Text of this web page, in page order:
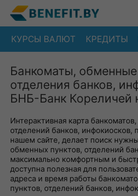
КУРСЫ ВАЛЮТ КРЕДИТЫ
Банкоматы,
отделения банков,
БНБ-Банк Кореличей
Интерактивная карта
отделений банков, инфокиосков,
нашем сайте, делает поиск
обменных пунктов, отделений
максимально комфортным и
доступна полезная для
адреса и время работы
пунктов, отделений банков,